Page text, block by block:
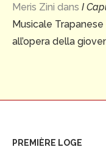
Meris Zini dans I
Musicale
all’opera della
PREMIÈRE LOGE